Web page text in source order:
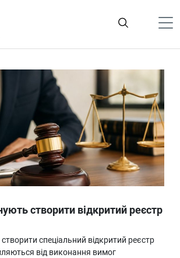
створити відкритий реєстр
спеціальний відкритий реєстр
від виконання вимог